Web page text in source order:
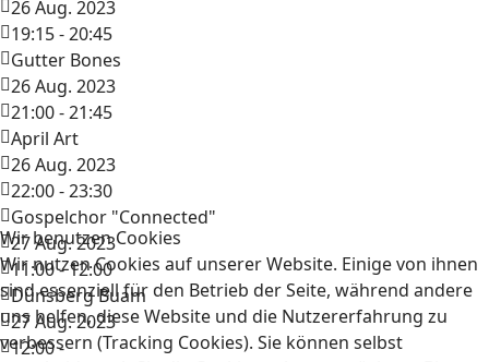
26 Aug. 2023
19:15-20:45
Gutter Bones
26 Aug. 2023
21:00-21:45
April Art
26 Aug. 2023
22:00-23:30
Gospelchor "Connected"
27 Aug. 2023
11:00-12:00
Dünsberg Buam
27 Aug. 2023
12:00-
Wir benutzen Cookies
Wir nutzen Cookies auf unserer Website. Einige von ihnen
sind essenziell für den Betrieb der Seite, während andere
uns helfen, diese Website und die Nutzererfahrung zu
verbessern (Tracking Cookies). Sie können selbst